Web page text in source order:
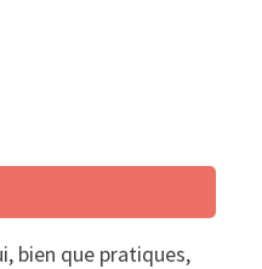
bien que pratiques,